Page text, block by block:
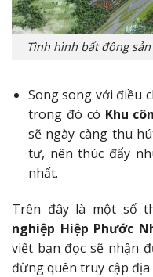
Tình hình bất động
Song song với điều
trong đó có Khu
sẽ ngày càng thu
tư, nên thúc đẩy
nhất.
Trên đây là một số
nghiệp Hiệp Phước
viết bạn đọc sẽ nhận
đừng quên truy cập địa